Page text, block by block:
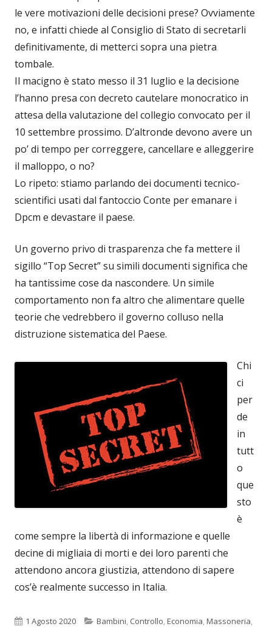
le vere motivazioni delle decisioni prese? Ovviamente
no, e infatti chiede al Consiglio di Stato di secretarli
definitivamente, di metterci sopra una pietra
tombale.
Il macigno è stato messo il 31 luglio e la decisione
l’hanno presa con decreto cautelare monocratico in
attesa della valutazione del collegio convocato per il
10 settembre prossimo. D’altronde devono avere un
po’ di tempo per correggere, cancellare e alleggerire
il malloppo, o no?
Lo ripeto: stiamo parlando dei documenti tecnico-
scientifici usati dal fantoccio Conte per emanare i
Dpcm e devastare il paese.
Un governo privo di trasparenza che fa mettere il
sigillo “Top Secret” su simili documenti significa che
ha tantissime cose da nascondere. Un simile
comportamento non fa altro che alimentare quelle
teorie che vedrebbero il governo colluso nella
distruzione sistematica del Paese.
Chi
ci
per
de
in
tutt
o
que
sto
è
come sempre la libertà di informazione e quelle
decine di migliaia di morti e dei loro parenti che
attendono ancora giustizia, attendono di sapere
cos’è realmente successo in Italia.
Pubblicato
1 Agosto 2020 Categorie
Bambini, Controllo,Economia,Massoneria,